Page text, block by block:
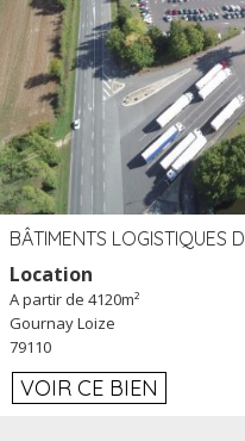
Location
A partir de 4120m²
Gournay Loize
79110
VOIR CE BIEN